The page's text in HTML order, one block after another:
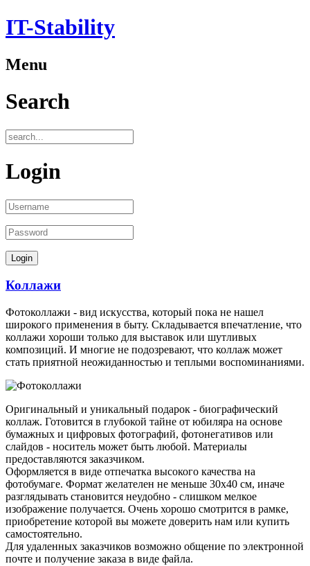
IT-Stability
Menu
Search
Login
Коллажи
Фотоколлажи - вид искусства, который пока не нашел
широкого применения в быту. Складывается впечатление, что
коллажи хороши только для выставок или шутливых
композиций. И многие не подозревают, что коллаж может
стать приятной неожиданностью и теплыми воспоминаниями.
Оригинальный и уникальный подарок - биографический
коллаж. Готовится в глубокой тайне от юбиляра на основе
бумажных и цифровых фотографий, фотонегативов или
слайдов - носитель может быть любой. Материалы
предоставляются заказчиком.
Оформляется в виде отпечатка высокого качества на
фотобумаге. Формат желателен не меньше 30х40 см, иначе
разглядывать становится неудобно - слишком мелкое
изображение получается. Очень хорошо смотрится в рамке,
приобретение которой вы можете доверить нам или купить
самостоятельно.
Для удаленных заказчиков возможно общение по электронной
почте и получение заказа в виде файла.